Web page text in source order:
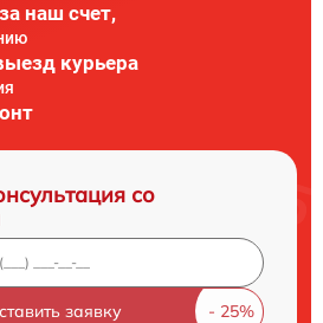
наш счет,
курьера
со
заявку